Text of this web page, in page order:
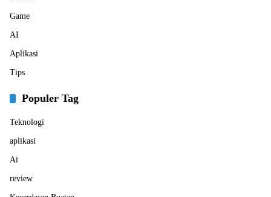
Game
AI
Aplikasi
Tips
Populer Tag
Teknologi
aplikasi
Ai
review